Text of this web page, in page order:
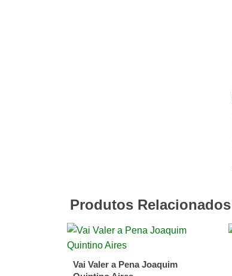
Produtos Relacionados
Vai Valer a Pena Joaquim